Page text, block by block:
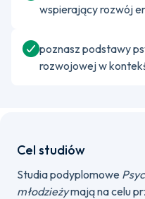
wspierający rozwój
poznasz podstawy
rozwojowej w
Cel studiów
Studia podyplomowe
młodzieżymają na celu